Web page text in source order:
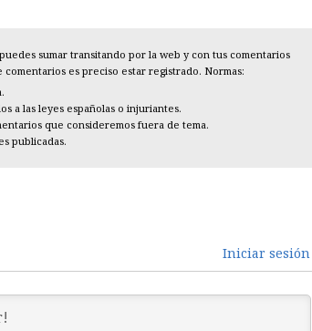
sumar transitando por la web y con tus comentarios
es preciso estar registrado. Normas:
a las leyes españolas o injuriantes.
que consideremos fuera de tema.
publicadas.
Iniciar sesión